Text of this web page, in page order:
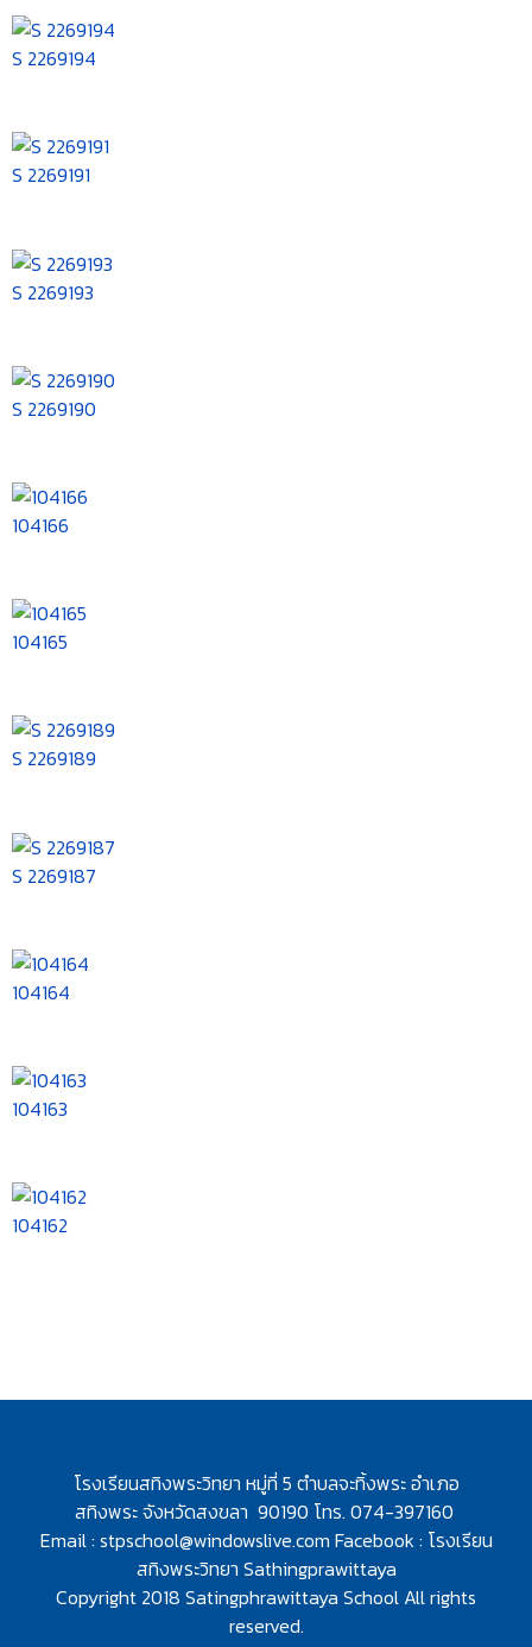
S 2269194
S 2269191
S 2269193
S 2269190
104166
104165
S 2269189
S 2269187
104164
104163
104162
โรงเรียนสทิงพระวิทยา หมู่ที่ 5 ตำบลจะทิ้งพระ อำเภอ
สทิงพระจังหวัดสงขลา 90190 โทร. 074-397160
Email : stpschool@windowslive.com Facebook : โรงเรียน
สทิงพระวิทยา Sathingprawittaya
Copyright 2018 Satingphrawittaya School All rights
reserved.